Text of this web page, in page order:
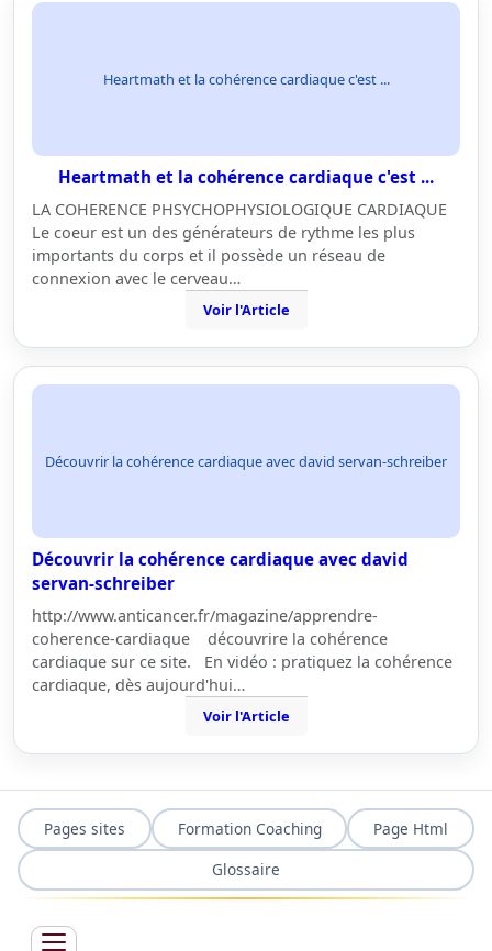
Heartmath et la cohérence cardiaque c'est ...
Heartmath et la cohérence cardiaque c'est ...
LA COHERENCE PHSYCHOPHYSIOLOGIQUE CARDIAQUE
Le coeur est un des générateurs de rythme les plus
importants du corps et il possède un réseau de
connexion avec le cerveau…
Voir l'Article
Découvrir la cohérence cardiaque avec david servan-schreiber
Découvrir la cohérence cardiaque avec david
servan-schreiber
http://www.anticancer.fr/magazine/apprendre-
coherence-cardiaque découvrire la cohérence
cardiaque sur ce site. En vidéo : pratiquez la cohérence
cardiaque, dès aujourd'hui…
Voir l'Article
Pages sites Formation Coaching
Page Html
Glossaire